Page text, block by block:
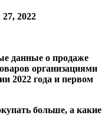
2022
данные о продаже
организациями
2022 года и первом